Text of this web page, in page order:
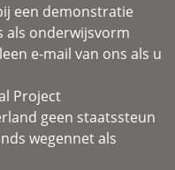
een demonstratie
als onderwijsvorm
e-mail van ons als u
Project
geen staatssteun
wegennet als